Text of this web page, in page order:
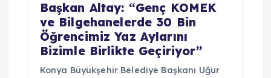
Başkan Altay: “Genç KOMEK
ve Bilgehanelerde 30 Bin
Öğrencimiz Yaz Aylarını
Bizimle Birlikte Geçiriyor”
Konya Büyükşehir Belediye Başkanı Uğur